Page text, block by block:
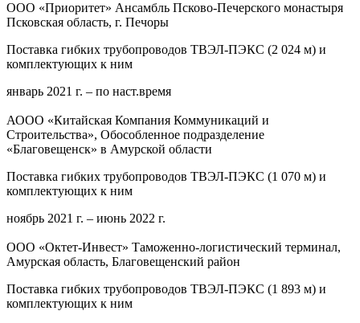
ООО «Приоритет» Ансамбль Псково-Печерского монастыря
Псковская область, г. Печоры
Поставка гибких трубопроводов ТВЭЛ-ПЭКС (2 024 м) и
комплектующих к ним
январь 2021 г. – по наст.время
АООО «Китайская Компания Коммуникаций и
Строительства», Обособленное подразделение
«Благовещенск» в Амурской области
Поставка гибких трубопроводов ТВЭЛ-ПЭКС (1 070 м) и
комплектующих к ним
ноябрь 2021 г. – июнь 2022 г.
ООО «Октет-Инвест» Таможенно-логистический терминал,
Амурская область, Благовещенский район
Поставка гибких трубопроводов ТВЭЛ-ПЭКС (1 893 м) и
комплектующих к ним